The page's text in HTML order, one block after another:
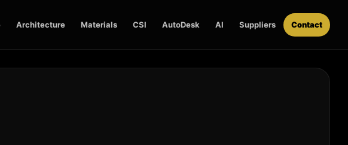
Architecture Materials CSI AutoDesk AI Suppliers Contact